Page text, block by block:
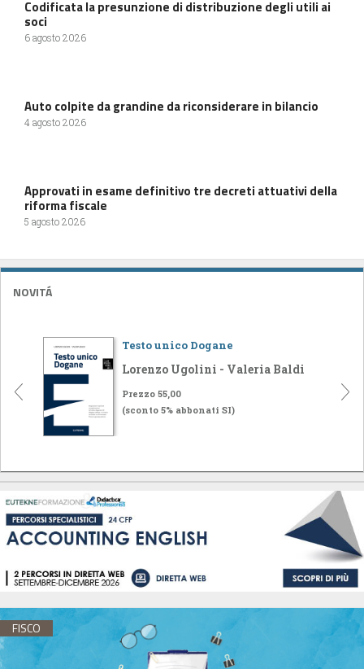
Codificata la presunzione di distribuzione degli utili ai
soci
6 agosto 2026
Auto colpite da grandine da riconsiderare in bilancio
4 agosto 2026
Approvati in esame definitivo tre decreti attuativi della
riforma fiscale
5 agosto 2026
NOVITÁ
Testo unico Dogane
Lorenzo Ugolini - Valeria Baldi
Prezzo 55,00
(sconto 5% abbonati SI)
FISCO